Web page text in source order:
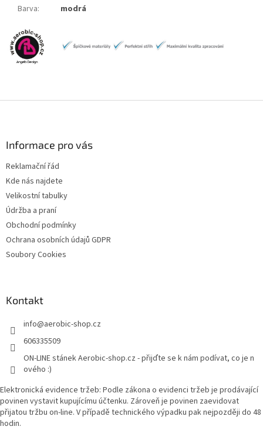
Barva: modrá
Informace pro vás
Reklamační řád
Kde nás najdete
Velikostní tabulky
Údržba a praní
Obchodní podmínky
Ochrana osobních údajů GDPR
Soubory Cookies
Kontakt
info@aerobic-shop.cz
606335509
ON-LINE stánek Aerobic-shop.cz - přijďte se k nám podívat, co je n
ového :)
Elektronická evidence tržeb: Podle zákona o evidenci tržeb je prodávající
povinen vystavit kupujícímu účtenku. Zároveň je povinen zaevidovat
přijatou tržbu on-line. V případě technického výpadku pak nejpozději do 48
hodin.